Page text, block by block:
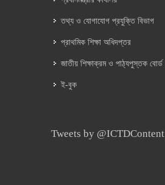
তথ্য ও যোগাযোগ প্রযুক্তি বিভাগ
প্রাথমিক শিক্ষা অধিদপ্তর
জাতীয় শিক্ষাক্রম ও পাঠ্যপুস্তক বোর্ড
ই-বুক
Tweets by @ICTDContent